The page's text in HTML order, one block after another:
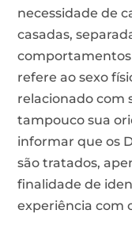
necessidade de
casadas,
comportamentos
refere ao sexo
relacionado com
tampouco sua
informar que os
são tratados,
finalidade de
experiência com